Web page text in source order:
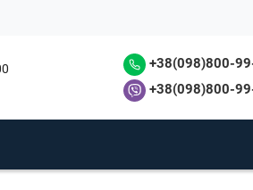
+38(098)800-
+38(098)800-